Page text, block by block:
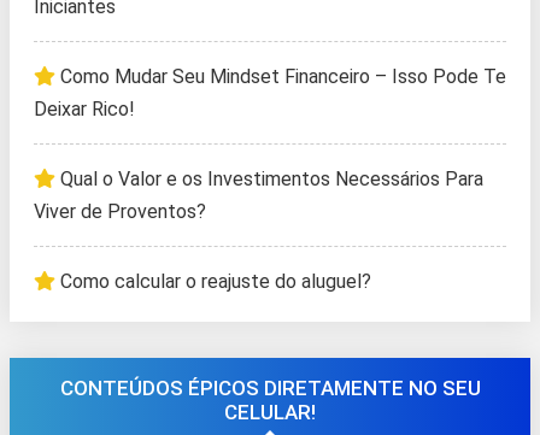
Iniciantes
Como Mudar Seu Mindset Financeiro – Isso Pode Te
Deixar Rico!
Qual o Valor e os Investimentos Necessários Para
Viver de Proventos?
Como calcular o reajuste do aluguel?
CONTEÚDOS ÉPICOS DIRETAMENTE NO SEU
CELULAR!